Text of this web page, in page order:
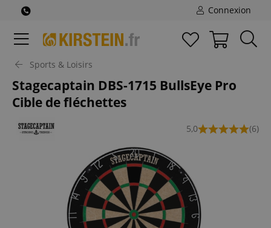
Connexion
Sports & Loisirs
Stagecaptain DBS-1715 BullsEye Pro
Cible de fléchettes
5,0 (6)